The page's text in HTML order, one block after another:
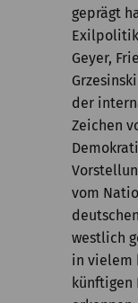
geprägt
Geyer,
der
Zeichen
vom
westlich
in vielem
künftigen